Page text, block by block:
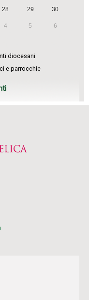
28 29 30
4 5 6
diocesani
e parrocchie